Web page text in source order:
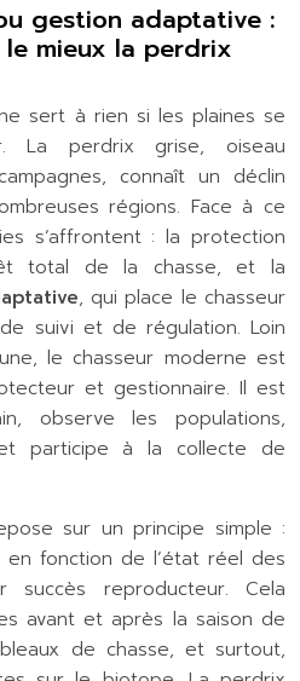
gestion adaptative :
mieux la perdrix
sert à rien si les plaines se
La perdrix grise, oiseau
connaît un déclin
régions. Face à ce
s’affrontent : la protection
total de la chasse, et la
, qui place le chasseur
suivi et de régulation. Loin
le chasseur moderne est
et gestionnaire. Il est
observe les populations,
participe à la collecte de
sur un principe simple :
en fonction de l’état réel des
reproducteur. Cela
avant et après la saison de
de chasse, et surtout,